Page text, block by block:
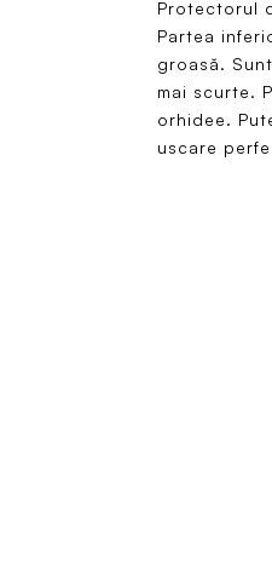
Protectorul
Partea
groasă.
mai scurte.
orhidee.
uscare